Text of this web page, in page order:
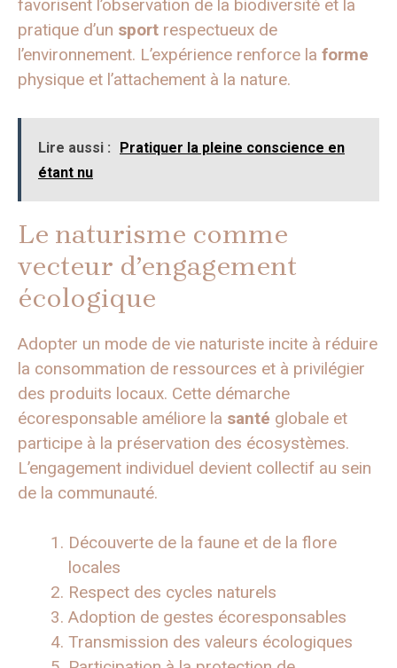
favorisent l’observation de la biodiversité et la
pratique d’un sport respectueux de
l’environnement. L’expérience renforce la forme
physique et l’attachement à la nature.
Lire aussi :
Pratiquer la pleine conscience en
étant nu
Le naturisme comme
vecteur d’engagement
écologique
Adopter un mode de vie naturiste incite à réduire
la consommation de ressources et à privilégier
des produits locaux. Cette démarche
écoresponsable améliore la santé globale et
participe à la préservation des écosystèmes.
L’engagement individuel devient collectif au sein
de la communauté.
Découverte de la faune et de la flore
locales
Respect des cycles naturels
Adoption de gestes écoresponsables
Transmission des valeurs écologiques